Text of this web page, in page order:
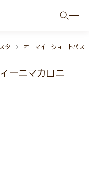
タ オーマイ ショートパス
ーニマカロニ